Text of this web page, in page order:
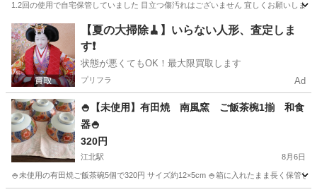
1.2回の使用で自宅保管していました 目立つ傷汚れはございません 宜しくお願いします
東京 世田谷区 用賀駅 食器
【夏の大掃除🧹】いらない人形、査定しま
す❗️
状態が悪くてもOK！最大限買取します
プリフラ Ad
🍚【未使用】有田焼 南風窯 ご飯茶椀1揃 和食
器🍚
320円
江北駅 8月6日
🍚未使用の有田焼ご飯茶碗5個で320円 サイズ約12×5cm 🍚箱に入れたまま長く保管